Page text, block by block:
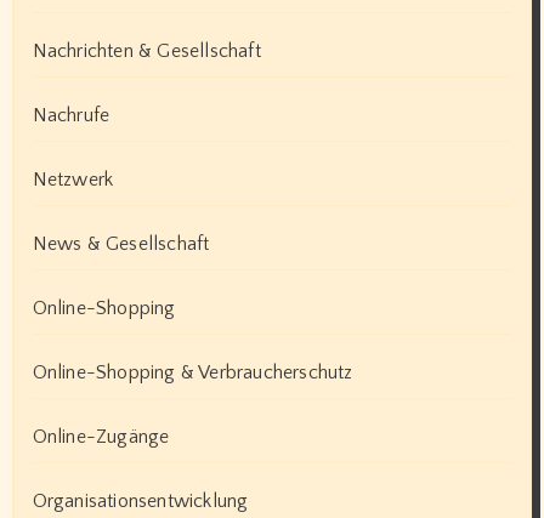
Nachrichten & Gesellschaft
Nachrufe
Netzwerk
News & Gesellschaft
Online-Shopping
Online-Shopping & Verbraucherschutz
Online-Zugänge
Organisationsentwicklung